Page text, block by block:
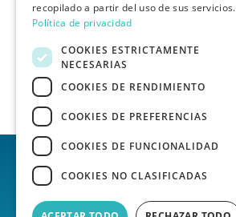
recopilado a partir del uso de sus servicios.
Política de privacidad
COOKIES ESTRICTAMENTE
NECESARIAS
COOKIES DE RENDIMIENTO
COOKIES DE PREFERENCIAS
COOKIES DE FUNCIONALIDAD
COOKIES NO CLASIFICADAS